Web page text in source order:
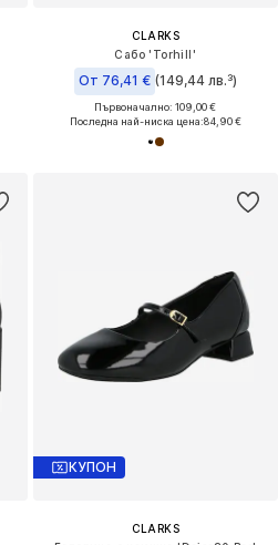
CLARKS
Сабо 'Torhill'
От 76,41 € (149,44 лв.³)
Първоначално: 109,00 €
Последна най-ниска цена:84,90 €
КУПОН
CLARKS